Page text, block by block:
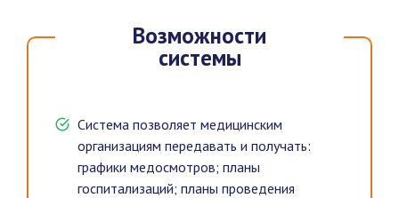
Возможности
системы
Система позволяет медицинским
организациям передавать и получать:
графики медосмотров; планы
госпитализаций; планы проведения